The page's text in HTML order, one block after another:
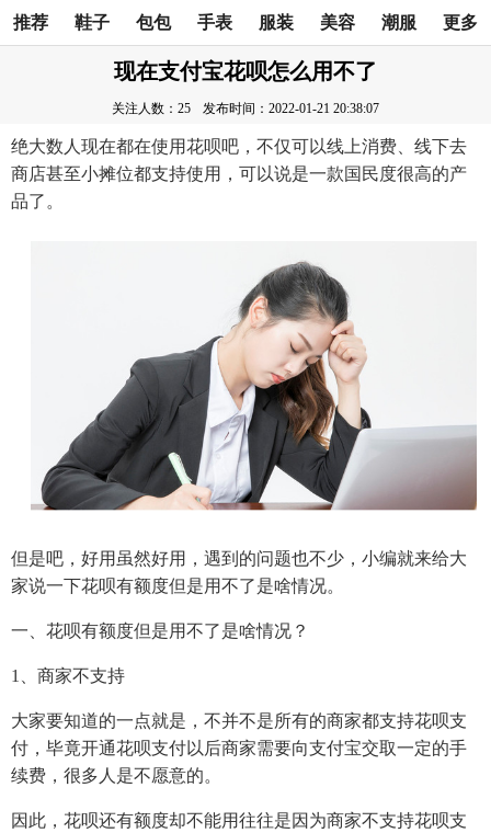
推荐 鞋子 包包 手表 服装 美容 潮服 更多
现在支付宝花呗怎么用不了
关注人数：25 发布时间：2022-01-21 20:38:07
绝大数人现在都在使用花呗吧，不仅可以线上消费、线下去
商店甚至小摊位都支持使用，可以说是一款国民度很高的产
品了。
但是吧，好用虽然好用，遇到的问题也不少，小编就来给大
家说一下花呗有额度但是用不了是啥情况。
一、花呗有额度但是用不了是啥情况？
1、商家不支持
大家要知道的一点就是，不并不是所有的商家都支持花呗支
付，毕竟开通花呗支付以后商家需要向支付宝交取一定的手
续费，很多人是不愿意的。
因此，花呗还有额度却不能用往往是因为商家不支持花呗支